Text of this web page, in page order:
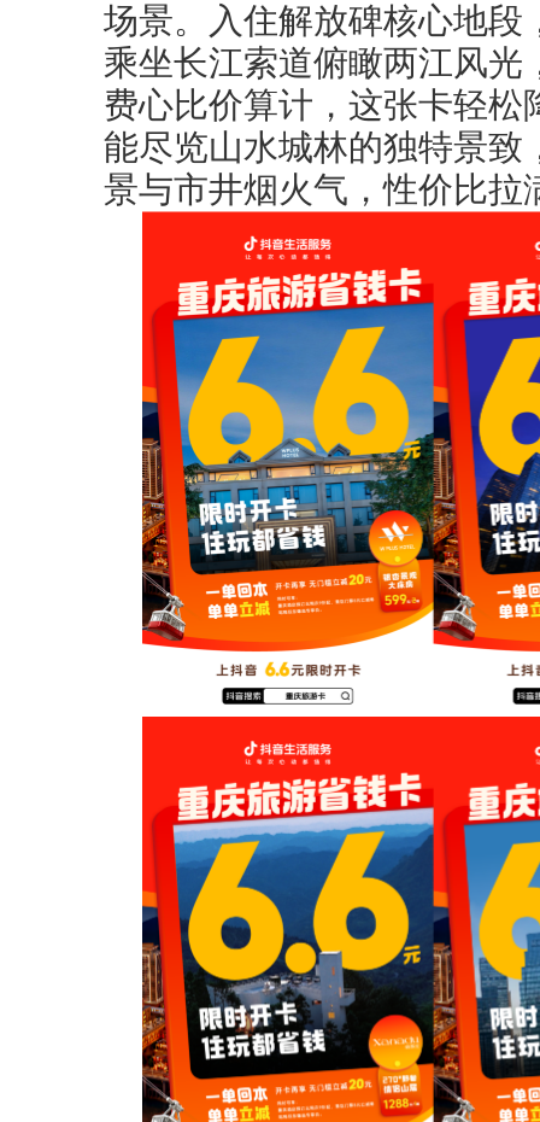
场景。入住解放碑核心地
乘坐长江索道俯瞰两江风
费心比价算计，这张卡轻
能尽览山水城林的独特景
景与市井烟火气，性价比拉